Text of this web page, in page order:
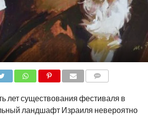
лет существования фестиваля в
ландшафт Израиля невероятно